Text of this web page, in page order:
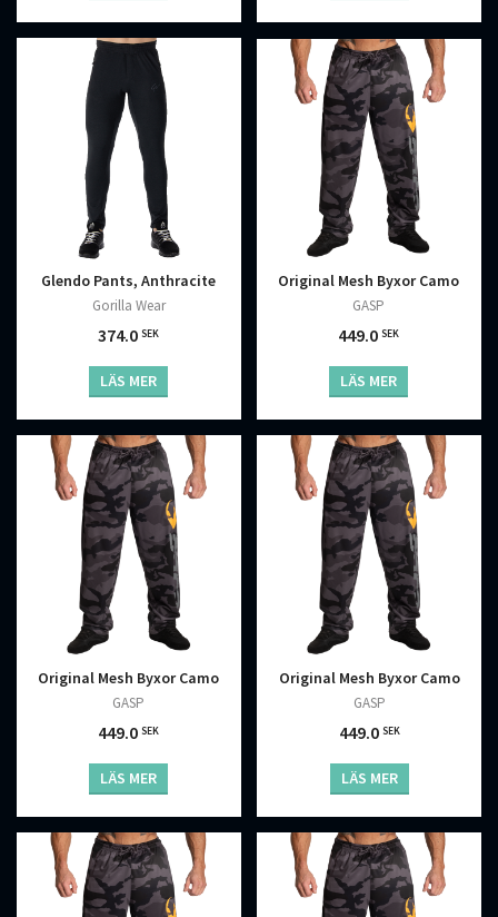
Glendo Pants, Anthracite
Gorilla Wear
374.0SEK
LÄS MER
Original Mesh Byxor Camo
GASP
449.0SEK
LÄS MER
Original Mesh Byxor Camo
GASP
449.0SEK
LÄS MER
Original Mesh Byxor Camo
GASP
449.0 SEK
LÄS MER